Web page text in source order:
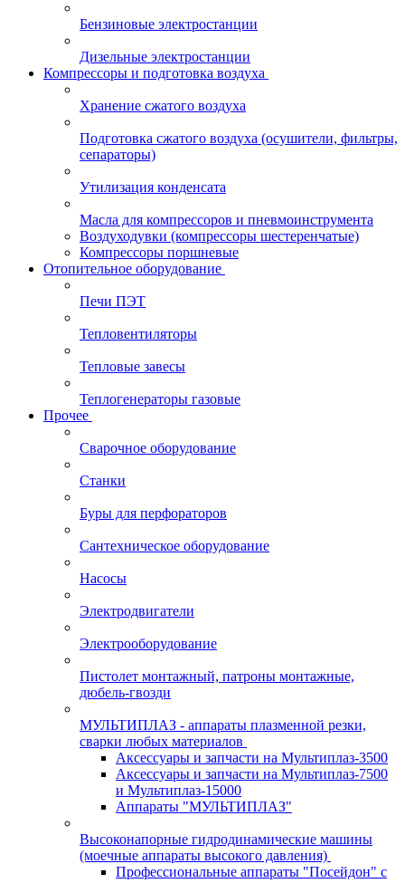
Бензиновые электростанции
Дизельные электростанции
Компрессоры и подготовка воздуха
Хранение сжатого воздуха
Подготовка сжатого воздуха (осушители, фильтры,
сепараторы)
Утилизация конденсата
Масла для компрессоров и пневмоинструмента
Воздуходувки (компрессоры шестеренчатые)
Компрессоры поршневые
Отопительное оборудование
Печи ПЭТ
Тепловентиляторы
Тепловые завесы
Теплогенераторы газовые
Прочее
Сварочное оборудование
Станки
Буры для перфораторов
Сантехническое оборудование
Насосы
Электродвигатели
Электрооборудование
Пистолет монтажный, патроны монтажные,
дюбель-гвозди
МУЛЬТИПЛАЗ - аппараты плазменной резки,
сварки любых материалов
Аксессуары и запчасти на Мультиплаз-3500
Аксессуары и запчасти на Мультиплаз-7500
и Мультиплаз-15000
Аппараты "МУЛЬТИПЛАЗ"
Высоконапорные гидродинамические машины
(моечные аппараты высокого давления)
Профессиональные аппараты "Посейдон" с